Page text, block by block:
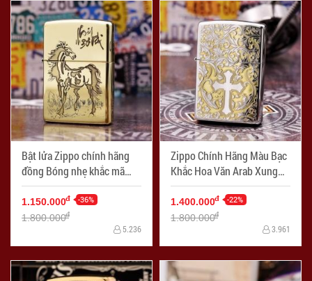
Bật lửa Zippo chính hãng
đồng Bóng nhẹ khắc mã
đáo thành công
1.150.000đ -36%
1.800.000đ
5.236
Zippo Chính Hãng Màu Bạc
Khắc Hoa Văn Arab Xung
Quanh Thánh Giá
1.400.000đ -22%
1.800.000đ
3.961